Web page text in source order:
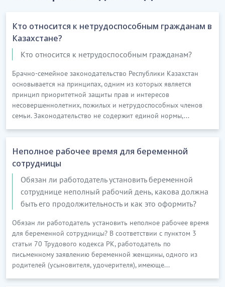
Кто относится к нетрудоспособным гражданам в
Казахстане?
Кто относится к нетрудоспособным гражданам?
Брачно-семейное законодательство Республики Казахстан
основывается на принципах, одним из которых является
принцип приоритетной защиты прав и интересов
несовершеннолетних, пожилых и нетрудоспособных членов
семьи. Законодательство не содержит единой нормы,...
Неполное рабочее время для беременной
сотрудницы
Обязан ли работодатель установить беременной
сотруднице неполный рабочий день, какова должна
быть его продолжительность и как это оформить?
Обязан ли работодатель установить неполное рабочее время
для беременной сотрудницы? В соответствии с пунктом 3
статьи 70 Трудового кодекса РК, работодатель по
письменному заявлению беременной женщины, одного из
родителей (усыновителя, удочерителя), имеюще...